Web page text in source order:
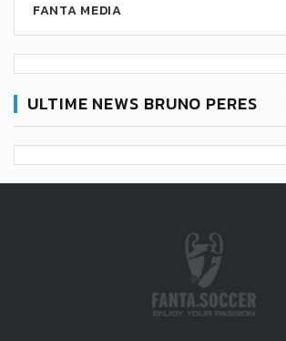
FANTA MEDIA
ULTIME NEWS BRUNO PERES